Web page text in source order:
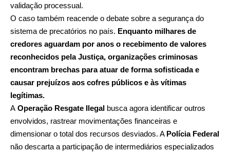
validação processual.
O caso também reacende o debate sobre a segurança do
sistema de precatórios no país. Enquanto milhares de
credores aguardam por anos o recebimento de valores
reconhecidos pela Justiça, organizações criminosas
encontram brechas para atuar de forma sofisticada e
causar prejuízos aos cofres públicos e às vítimas
legítimas.
A Operação Resgate Ilegal busca agora identificar outros
envolvidos, rastrear movimentações financeiras e
dimensionar o total dos recursos desviados. A Polícia Federal
não descarta a participação de intermediários especializados